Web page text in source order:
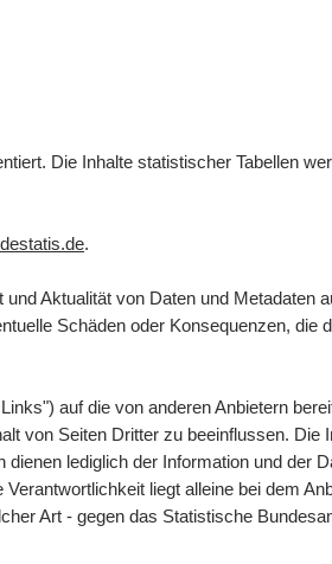
Die Inhalte statistischer Tabellen
.
Aktualität von Daten und Metadaten
Schäden oder Konsequenzen, die
auf die von anderen Anbietern
von Seiten Dritter zu beeinflussen.
lediglich der Information und der
liegt alleine bei dem
Art - gegen das Statistische